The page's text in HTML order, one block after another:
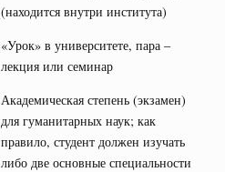
(находится внутри института)
«Урок» в университете, пара –
лекция или семинар
Академическая степень (экзамен)
для гуманитарных наук; как
правило, студент должен изучать
либо две основные специальности